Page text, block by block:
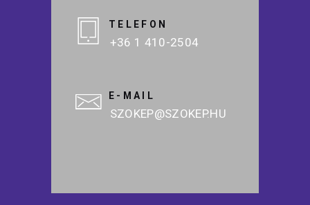
TELEFON
+36 1 410-2504
E-MAIL
SZOKEP@SZOKEP.HU